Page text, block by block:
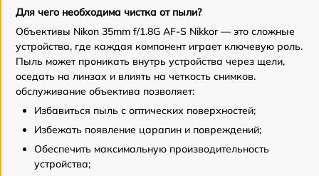
Для чего необходима чистка от пыли?
Объективы Nikon 35mm f/1.8G AF-S Nikkor — это сложные
устройства, где каждая компонент играет ключевую роль.
Пыль может проникать внутрь устройства через щели,
оседать на линзах и влиять на четкость снимков.
обслуживание объектива позволяет:
Избавиться пыль с оптических поверхностей;
Избежать появление царапин и повреждений;
Обеспечить максимальную производительность
устройства;